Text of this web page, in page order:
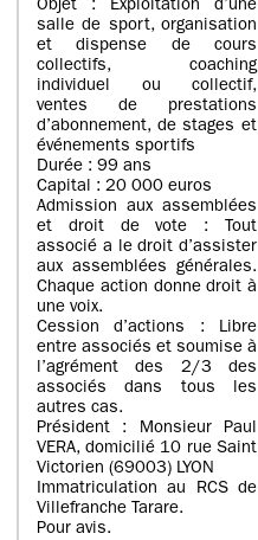
Objet : Exploitation d’une
salle de sport, organisation
et dispense de cours
collectifs, coaching
individuel ou collectif,
ventes de prestations
d’abonnement, de stages et
événements sportifs
Durée : 99 ans
Capital : 20 000 euros
Admission aux assemblées
et droit de vote : Tout
associé a le droit d’assister
aux assemblées générales.
Chaque action donne droit à
une voix.
Cession d’actions : Libre
entre associés et soumise à
l’agrément des 2/3 des
associés dans tous les
autres cas.
Président : Monsieur Paul
VERA, domicilié 10 rue Saint
Victorien (69003) LYON
Immatriculation au RCS de
Villefranche Tarare.
Pour avis.